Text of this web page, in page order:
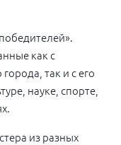
как с
так и с его
науке, спорте,
из разных